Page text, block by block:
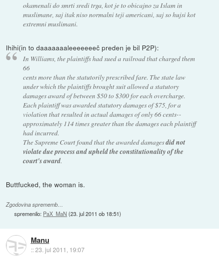
okamenali do smrti sredi trga, kot je to obicajno za Islam in
muslimane, saj itak niso normalni teji americani, saj so hujsi kot
extremni muslimani.
Ihihi(in to daaaaaaaleeeeeeeč preden je bil P2P):
In Williams, the plaintiffs had sued a railroad that charged them
66
cents more than the statutorily prescribed fare. The state law
under which the plaintiffs brought suit allowed a statutory
damages award of between $50 to $300 for each overcharge.
Each plaintiff was awarded statutory damages of $75, for a
violation that resulted in actual damages of only 66 cents--
approximately 114 times greater than the damages each plaintiff
had incurred.
The Supreme Court found that the awarded damagesdid not
violate due process and upheld the constitutionality of the
court's award.
Buttfucked, the woman is.
Zgodovina sprememb…
spremenilo: PaX_MaN (23. jul 2011 ob 18:51)
Manu
::23. jul 2011, 19:07